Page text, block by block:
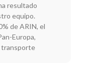
resultado
equipo.
de ARIN, el
Europa,
transporte